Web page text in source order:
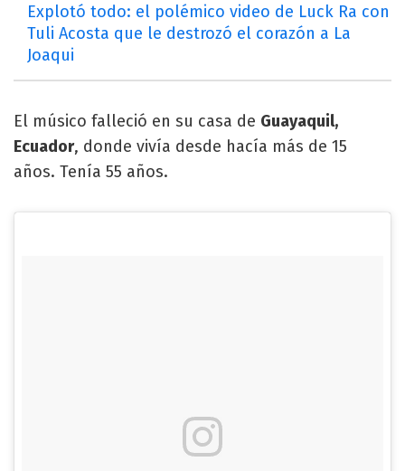
Explotó todo: el polémico video de Luck Ra con
Tuli Acosta que le destrozó el corazón a La
Joaqui
El músico falleció en su casa de Guayaquil,
Ecuador, donde vivía desde hacía más de 15
años. Tenía 55 años.